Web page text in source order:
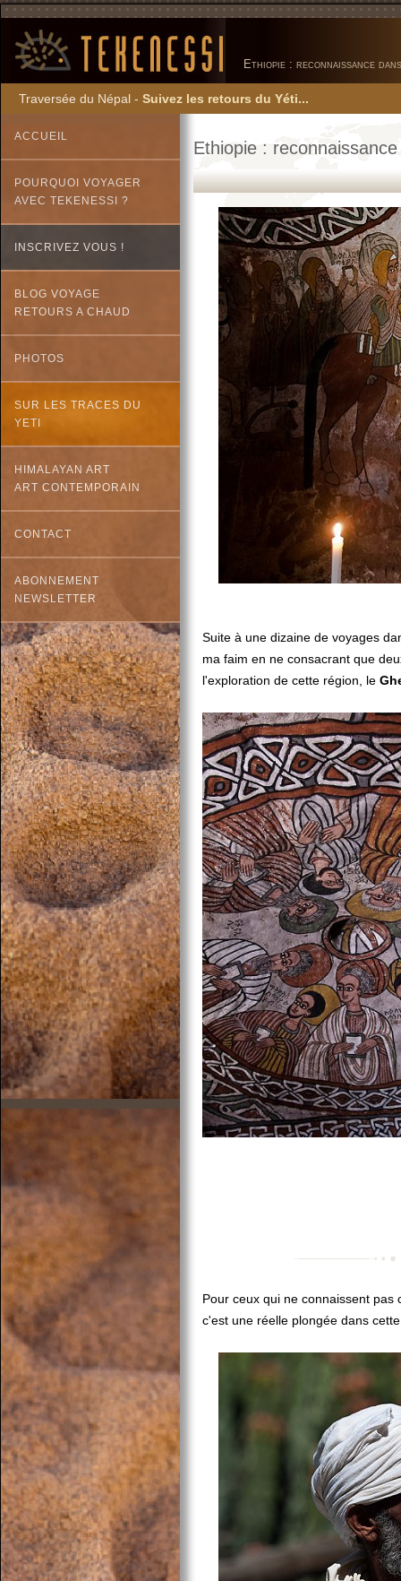
Ethiopie : reconnaissance
Traversée du Népal - Suivez les retours du Yéti...
ACCUEIL
POURQUOI VOYAGER
AVEC TEKENESSI ?
INSCRIVEZ VOUS !
BLOG VOYAGE
RETOURS A CHAUD
PHOTOS
SUR LES TRACES DU
YETI
HIMALAYAN ART
ART CONTEMPORAIN
CONTACT
ABONNEMENT
NEWSLETTER
Ethiopie :
Suite à une dizaine de voyages
ma faim en ne consacrant que
l'exploration de cette région, le
Pour ceux qui ne connaissent pas
c'est une réelle plongée dans